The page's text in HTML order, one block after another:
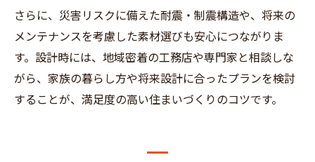
さらに、災害リスクに備えた耐震・制震構造や、将来の
メンテナンスを考慮した素材選びも安心につながりま
す。設計時には、地域密着の工務店や専門家と相談しな
がら、家族の暮らし方や将来設計に合ったプランを検討
することが、満足度の高い住まいづくりのコツです。